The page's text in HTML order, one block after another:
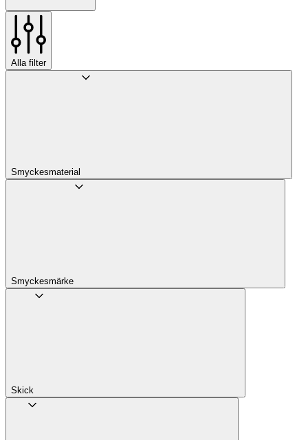
Alla filter
Smyckesmaterial
Smyckesmärke
Skick